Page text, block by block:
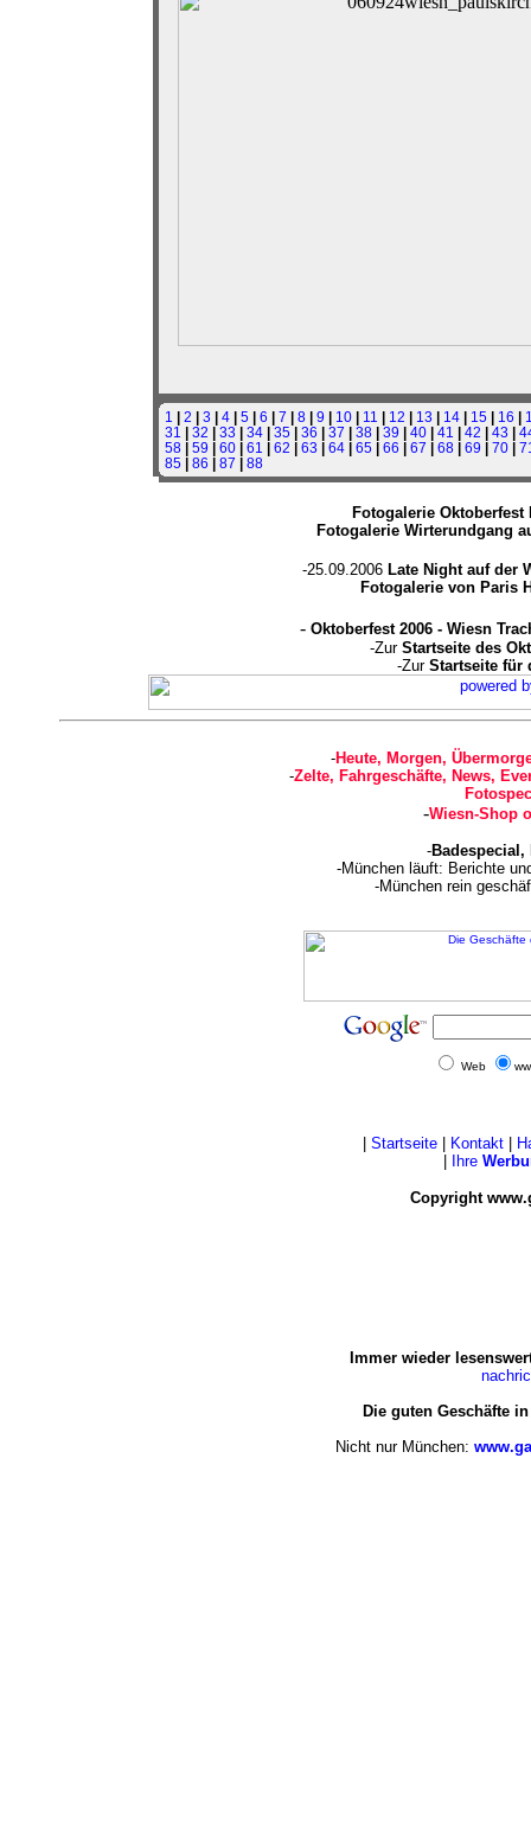
1 | 2 | 3 | 4| 5| 6 | 7 | 8| 9 | 10| 11 | 12 | 13 | 14| 15| 16 |
31 | 32 | 33 | 34| 35| 36 | 37 | 38| 39 | 40| 41 | 42 | 43 |
58| 59 | 60| 61 | 62 | 63 | 64| 65| 66 | 67 | 68| 69 | 70|
85| 86 | 87 | 88
Fotogalerie
Fotogalerie Wirterundgang
-25.09.2006 Late Night auf der
Fotogalerie von Paris
- Oktoberfest 2006 - Wiesn
-Zur Startseite des
-Zur Startseite für
-Heute, Morgen,
-Zelte, Fahrgeschäfte, News,
-Wiesn-Shop
-Badespecial,
-München läuft: Berichte
-München rein
Web
Startseite| Kontakt|
Ihre
Copyright
Immer wieder
Die guten Geschäfte
Nicht nur München: